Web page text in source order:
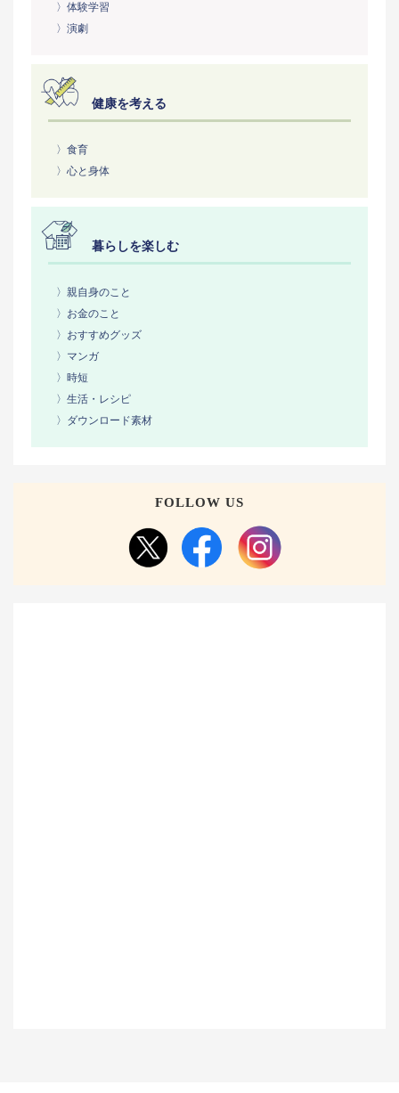
〉体験学習
〉演劇
健康を考える
〉食育
〉心と身体
暮らしを楽しむ
〉親自身のこと
〉お金のこと
〉おすすめグッズ
〉マンガ
〉時短
〉生活・レシピ
〉ダウンロード素材
FOLLOW US